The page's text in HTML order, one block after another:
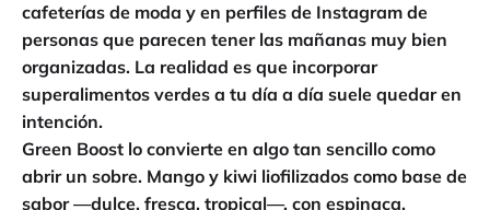
cafeterías de moda y en perfiles de Instagram de
personas que parecen tener las mañanas muy bien
organizadas. La realidad es que incorporar
superalimentos verdes a tu día a día suele quedar en
intención.
Green Boost lo convierte en algo tan sencillo como
abrir un sobre. Mango y kiwi liofilizados como base de
sabor —dulce, fresca, tropical—, con espinaca,